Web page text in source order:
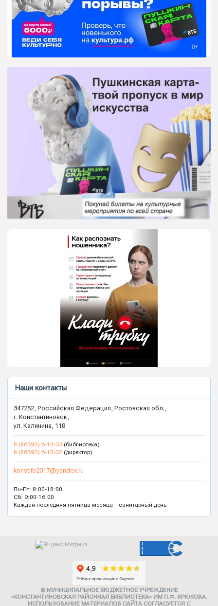
Наши контакты
347252, Российская Федерация, Ростовская обл.,
г. Константиновск,
ул. Калинина, 118
8 (86393) 6-10-33 (библиотека)
8 (86393) 6-10-32 (директор)
konstlib2017@yandex.ru
Пн-Пт: 8:00-18:00
Сб: 9:00-16:00
Каждая последняя пятница месяца – санитарный день
© МУНИЦИПАЛЬНОЕ БЮДЖЕТНОЕ УЧРЕЖДЕНИЕ
«КОНСТАНТИНОВСКАЯ РАЙОННАЯ БИБЛИОТЕКА» ИМ П.Ф. КРЮКОВА.
ИСПОЛЬЗОВАНИЕ МАТЕРИАЛОВ САЙТА СОГЛАСУЕТСЯ С